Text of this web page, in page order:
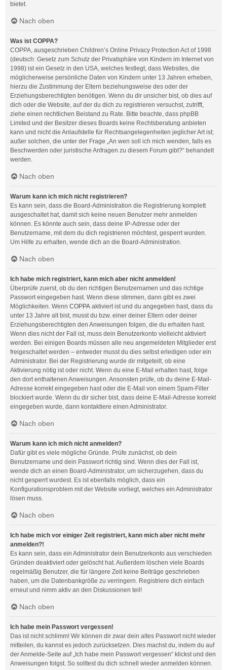
bietet.
Nach oben
Was ist COPPA?
COPPA, ausgeschrieben Children’s Online Privacy Protection Act of 1998
(deutsch: Gesetz zum Schutz der Privatsphäre von Kindern im Internet von
1998) ist ein Gesetz in den USA, welches festlegt, dass Websites, die
möglicherweise persönliche Daten von Kindern unter 13 Jahren erheben,
hierzu die Zustimmung der Eltern beziehungsweise des oder der
Erziehungsberechtigten benötigen. Wenn du dir unsicher bist, ob dies auf
dich oder die Website, auf der du dich zu registrieren versuchst, zutrifft,
ziehe einen rechtlichen Beistand zu Rate. Bitte beachte, dass phpBB
Limited und der Besitzer dieses Boards keine Rechtsberatung anbieten
kann und nicht die Anlaufstelle für Rechtsangelegenheiten jeglicher Art ist;
außer solchen, die unter der Frage „An wen soll ich mich wenden, falls es
Beschwerden oder juristische Anfragen zu diesem Forum gibt?“ behandelt
werden.
Nach oben
Warum kann ich mich nicht registrieren?
Es kann sein, dass die Board-Administration die Registrierung komplett
ausgeschaltet hat, damit sich keine neuen Benutzer mehr anmelden
können. Es könnte auch sein, dass deine IP-Adresse oder der
Benutzername, mit dem du dich registrieren möchtest, gesperrt wurden.
Um Hilfe zu erhalten, wende dich an die Board-Administration.
Nach oben
Ich habe mich registriert, kann mich aber nicht anmelden!
Überprüfe zuerst, ob du den richtigen Benutzernamen und das richtige
Passwort eingegeben hast. Wenn diese stimmen, dann gibt es zwei
Möglichkeiten. Wenn COPPA aktiviert ist und du angegeben hast, dass du
unter 13 Jahre alt bist, musst du bzw. einer deiner Eltern oder deiner
Erziehungsberechtigten den Anweisungen folgen, die du erhalten hast.
Wenn dies nicht der Fall ist, muss dein Benutzerkonto vielleicht aktiviert
werden. Bei einigen Boards müssen alle neu angemeldeten Mitglieder erst
freigeschaltet werden – entweder musst du dies selbst erledigen oder ein
Administrator. Bei der Registrierung wurde dir mitgeteilt, ob eine
Aktivierung nötig ist oder nicht. Wenn du eine E-Mail erhalten hast, folge
den dort enthaltenen Anweisungen. Ansonsten prüfe, ob du deine E-Mail-
Adresse korrekt eingegeben hast oder die E-Mail von einem Spam-Filter
blockiert wurde. Wenn du dir sicher bist, dass deine E-Mail-Adresse korrekt
eingegeben wurde, dann kontaktiere einen Administrator.
Nach oben
Warum kann ich mich nicht anmelden?
Dafür gibt es viele mögliche Gründe. Prüfe zunächst, ob dein
Benutzername und dein Passwort richtig sind. Wenn dies der Fall ist,
wende dich an einen Board-Administrator, um sicherzugehen, dass du
nicht gesperrt wurdest. Es ist ebenfalls möglich, dass ein
Konfigurationsproblem mit der Website vorliegt, welches ein Administrator
lösen muss.
Nach oben
Ich habe mich vor einiger Zeit registriert, kann mich aber nicht mehr
anmelden?!
Es kann sein, dass ein Administrator dein Benutzerkonto aus verschieden
Gründen deaktiviert oder gelöscht hat. Außerdem löschen viele Boards
regelmäßig Benutzer, die für längere Zeit keine Beiträge geschrieben
haben, um die Datenbankgröße zu verringern. Registriere dich einfach
erneut und nimm aktiv an den Diskussionen teil!
Nach oben
Ich habe mein Passwort vergessen!
Das ist nicht schlimm! Wir können dir zwar dein altes Passwort nicht wieder
mitteilen, du kannst es jedoch zurücksetzen. Dies machst du, indem du auf
der Anmelde-Seite auf „Ich habe mein Passwort vergessen“ klickst und den
Anweisungen folgst. So solltest du dich schnell wieder anmelden können.